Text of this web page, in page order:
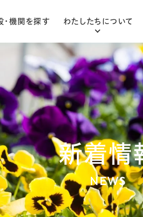
・機関を探す わたしたちについて
ごあいさつ
法人概要
組織図
新着情
NEWS